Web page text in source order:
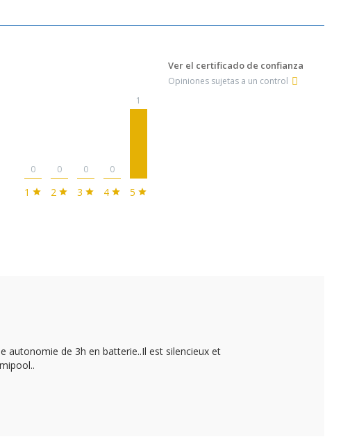
Ver el certificado de confianza
Opiniones sujetas a un control
1
0
2
0
3
0
4
0
5
1
autonomie de 3h en batterie..Il est silencieux et